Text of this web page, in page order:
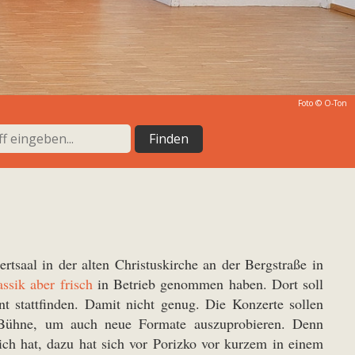
Foto © O-Ton
in der alten Christuskirche an der Bergstraße in
aber frischin Betrieb genommen haben. Dort soll
stattfinden. Damit nicht genug. Die Konzerte sollen
um auch neue Formate auszuprobieren. Denn
hat, dazu hat sich vor Porizko vor kurzem in einem